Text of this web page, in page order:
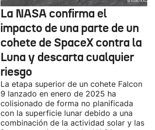
La NASA confirma el
impacto de una parte de un
cohete de SpaceX contra la
Luna y descarta cualquier
riesgo
La etapa superior de un cohete Falcon
9 lanzado en enero de 2025 ha
colisionado de forma no planificada
con la superficie lunar debido a una
combinación de la actividad solar y las